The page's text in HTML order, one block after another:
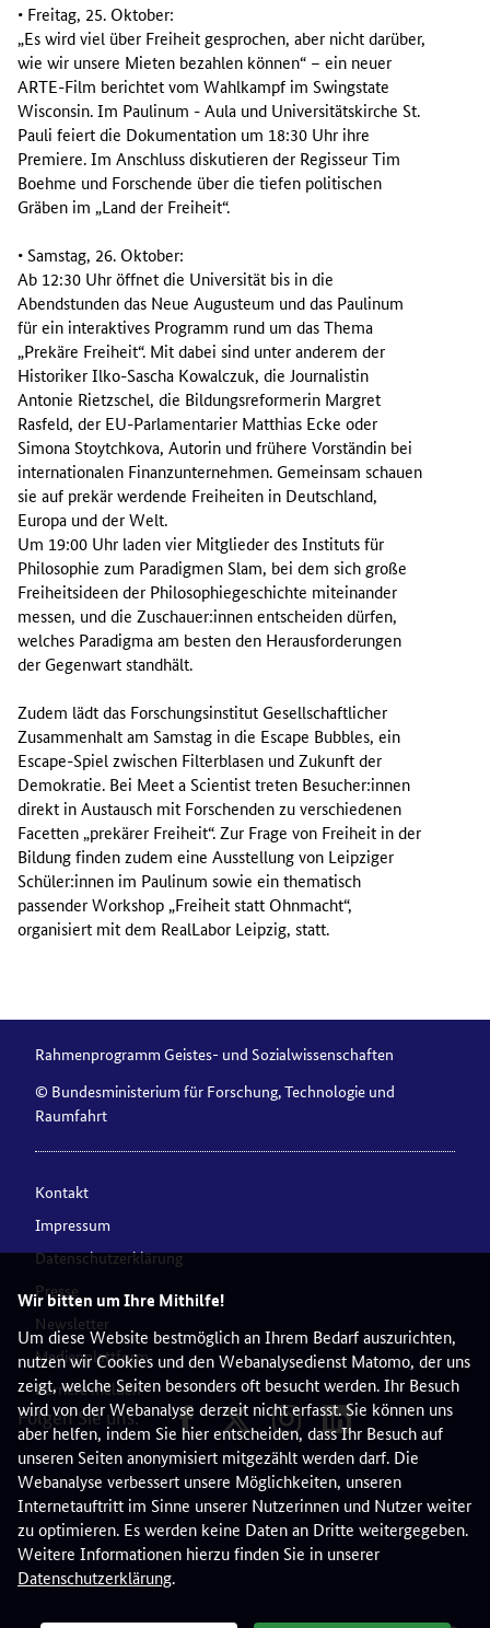
Wir bitten um Ihre Mithilfe!
Um diese Website bestmöglich an Ihrem Bedarf auszurichten,
nutzen wir Cookies und den Webanalysedienst Matomo, der uns
zeigt, welche Seiten besonders oft besucht werden. Ihr Besuch
wird von der Webanalyse derzeit nicht erfasst. Sie können uns
aber helfen, indem Sie hier entscheiden, dass Ihr Besuch auf
unseren Seiten anonymisiert mitgezählt werden darf. Die
Webanalyse verbessert unsere Möglichkeiten, unseren
Internetauftritt im Sinne unserer Nutzerinnen und Nutzer weiter
zu optimieren. Es werden keine Daten an Dritte weitergegeben.
Weitere Informationen hierzu finden Sie in unserer
Datenschutzerklärung.
• Freitag, 25. Oktober:
„Es wird viel über Freiheit gesprochen, aber nicht darüber,
wie wir unsere Mieten bezahlen können“ – ein neuer
ARTE-Film berichtet vom Wahlkampf im Swingstate
Wisconsin. Im Paulinum - Aula und Universitätskirche St.
Pauli feiert die Dokumentation um 18:30 Uhr ihre
Premiere. Im Anschluss diskutieren der Regisseur Tim
Boehme und Forschende über die tiefen politischen
Gräben im „Land der Freiheit“.
• Samstag, 26. Oktober:
Ab 12:30 Uhr öffnet die Universität bis in die
Abendstunden das Neue Augusteum und das Paulinum
für ein interaktives Programm rund um das Thema
„Prekäre Freiheit“. Mit dabei sind unter anderem der
Historiker Ilko-Sascha Kowalczuk, die Journalistin
Antonie Rietzschel, die Bildungsreformerin Margret
Rasfeld, der EU-Parlamentarier Matthias Ecke oder
Simona Stoytchkova, Autorin und frühere Vorständin bei
internationalen Finanzunternehmen. Gemeinsam schauen
sie auf prekär werdende Freiheiten in Deutschland,
Europa und der Welt.
Um 19:00 Uhr laden vier Mitglieder des Instituts für
Philosophie zum Paradigmen Slam, bei dem sich große
Freiheitsideen der Philosophiegeschichte miteinander
messen, und die Zuschauer:innen entscheiden dürfen,
welches Paradigma am besten den Herausforderungen
der Gegenwart standhält.
Zudem lädt das Forschungsinstitut Gesellschaftlicher
Zusammenhalt am Samstag in die Escape Bubbles, ein
Escape-Spiel zwischen Filterblasen und Zukunft der
Demokratie. Bei Meet a Scientist treten Besucher:innen
direkt in Austausch mit Forschenden zu verschiedenen
Facetten „prekärer Freiheit“. Zur Frage von Freiheit in der
Bildung finden zudem eine Ausstellung von Leipziger
Schüler:innen im Paulinum sowie ein thematisch
passender Workshop „Freiheit statt Ohnmacht“,
organisiert mit dem RealLabor Leipzig, statt.
Rahmenprogramm Geistes- und Sozialwissenschaften
© Bundesministerium für Forschung, Technologie und
Raumfahrt
Kontakt
Impressum
Datenschutzerklärung
Presse
Newsletter
Medienplattform
Barriere melden
Folgen Sie uns: